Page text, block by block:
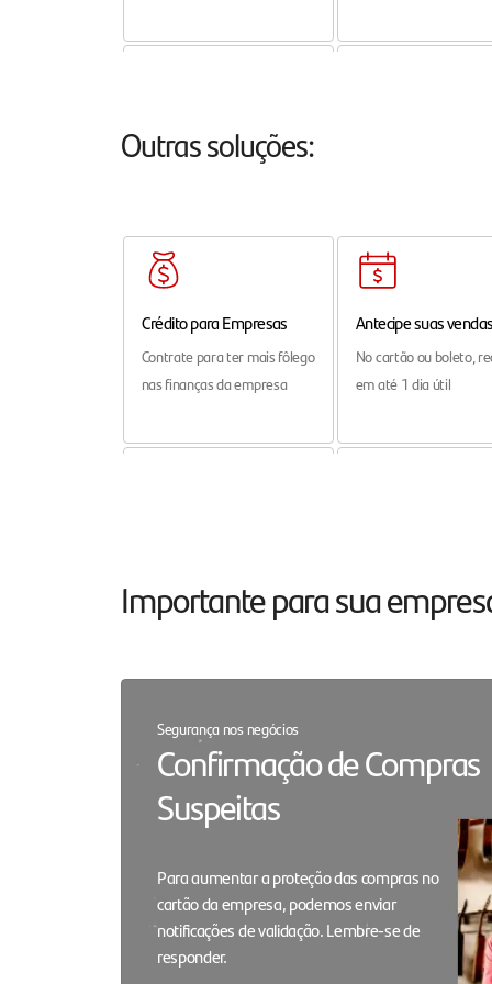
Folha de Pagamento
Programe e simplifique
Outras soluções:
Crédito para Empresas
Contrate para ter mais fôlego
nas finanças da empresa
Antecipe suas vendas
No cartão ou boleto,
em até 1 dia útil
para ajudar nos negócios
um serviço
Importante para sua
Segurança nos negócios
Confirmação de Compras
Suspeitas
Para aumentar a proteção das compras no
cartão da empresa, podemos enviar
notificações de validação. Lembre-se de
responder.